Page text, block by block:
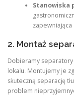
Stanowiska
2. Montaż
Dobieramy
lokalu. Montujemy je
skuteczną separację
problem